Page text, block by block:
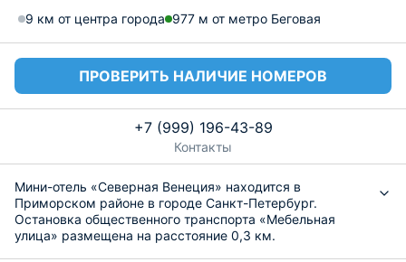
9 км от центра города 977 м от метро Беговая
ПРОВЕРИТЬ НАЛИЧИЕ НОМЕРОВ
+7 (999) 196-43-89
Контакты
Мини-отель «Северная Венеция» находится в
Приморском районе в городе Санкт-Петербург.
Остановка общественного транспорта «Мебельная
улица» размещена на расстояние 0,3 км.